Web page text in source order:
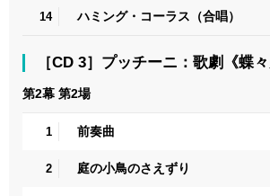
14 ハミング・コーラス（合唱）
［CD 3］プッチーニ：歌劇《蝶
第2幕 第2場
1 前奏曲
2 庭の小鳥のさえずり